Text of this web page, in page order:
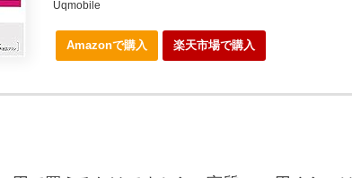
Uqmobile
Amazonで購入 楽天市場で購入